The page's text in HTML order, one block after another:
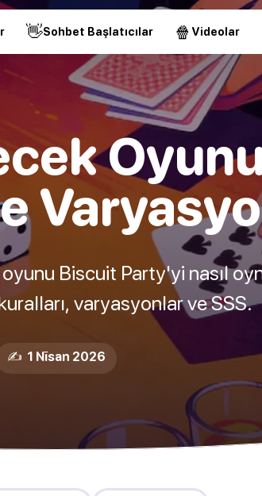
👋Sohbet Başlatıcılar 🍿 Videolar
Biscuit Party'yi nasıl
varyasyonlar ve SSS.
✍️ 1 Nīsan 2026